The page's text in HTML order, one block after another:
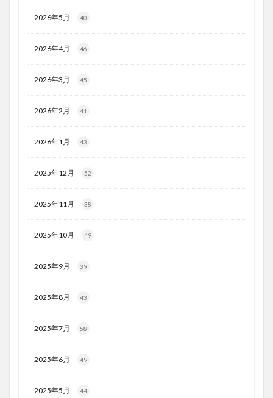
2026年5月 40
2026年4月 46
2026年3月 45
2026年2月 41
2026年1月 43
2025年12月 52
2025年11月 38
2025年10月 49
2025年9月 39
2025年8月 43
2025年7月 58
2025年6月 49
2025年5月 44